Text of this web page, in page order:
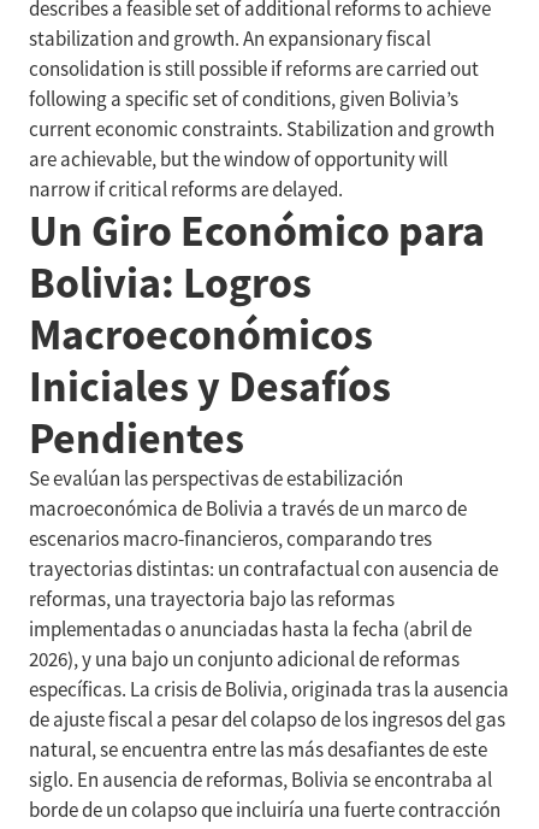
describes a feasible set of additional reforms to achieve
stabilization and growth. An expansionary fiscal
consolidation is still possible if reforms are carried out
following a specific set of conditions, given Bolivia’s
current economic constraints. Stabilization and growth
are achievable, but the window of opportunity will
narrow if critical reforms are delayed.
Un Giro Económico para
Bolivia: Logros
Macroeconómicos
Iniciales y Desafíos
Pendientes
Se evalúan las perspectivas de estabilización
macroeconómica de Bolivia a través de un marco de
escenarios macro-financieros, comparando tres
trayectorias distintas: un contrafactual con ausencia de
reformas, una trayectoria bajo las reformas
implementadas o anunciadas hasta la fecha (abril de
2026), y una bajo un conjunto adicional de reformas
específicas. La crisis de Bolivia, originada tras la ausencia
de ajuste fiscal a pesar del colapso de los ingresos del gas
natural, se encuentra entre las más desafiantes de este
siglo. En ausencia de reformas, Bolivia se encontraba al
borde de un colapso que incluiría una fuerte contracción